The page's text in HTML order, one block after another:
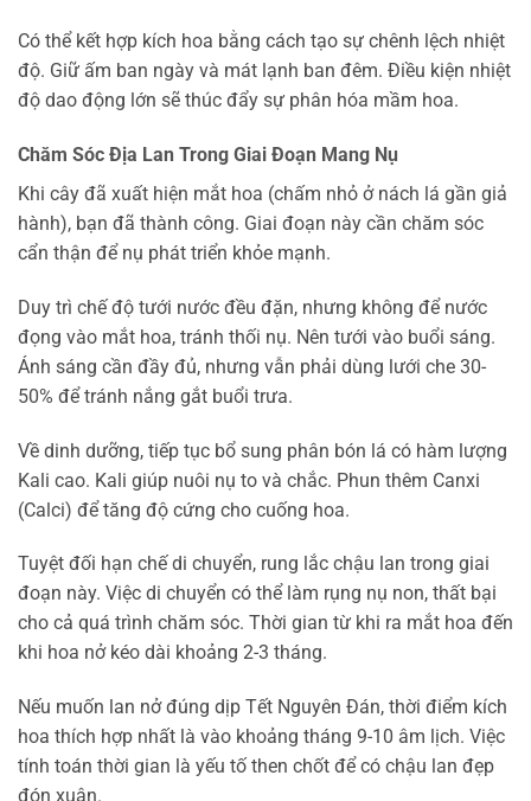
Có thể kết hợp kích hoa bằng cách tạo sự chênh lệch nhiệt
độ. Giữ ấm ban ngày và mát lạnh ban đêm. Điều kiện nhiệt
độ dao động lớn sẽ thúc đẩy sự phân hóa mầm hoa.
Chăm Sóc Địa Lan Trong Giai Đoạn Mang Nụ
Khi cây đã xuất hiện mắt hoa (chấm nhỏ ở nách lá gần giả
hành), bạn đã thành công. Giai đoạn này cần chăm sóc
cẩn thận để nụ phát triển khỏe mạnh.
Duy trì chế độ tưới nước đều đặn, nhưng không để nước
đọng vào mắt hoa, tránh thối nụ. Nên tưới vào buổi sáng.
Ánh sáng cần đầy đủ, nhưng vẫn phải dùng lưới che 30-
50% để tránh nắng gắt buổi trưa.
Về dinh dưỡng, tiếp tục bổ sung phân bón lá có hàm lượng
Kali cao. Kali giúp nuôi nụ to và chắc. Phun thêm Canxi
(Calci) để tăng độ cứng cho cuống hoa.
Tuyệt đối hạn chế di chuyển, rung lắc chậu lan trong giai
đoạn này. Việc di chuyển có thể làm rụng nụ non, thất bại
cho cả quá trình chăm sóc. Thời gian từ khi ra mắt hoa đến
khi hoa nở kéo dài khoảng 2-3 tháng.
Nếu muốn lan nở đúng dịp Tết Nguyên Đán, thời điểm kích
hoa thích hợp nhất là vào khoảng tháng 9-10 âm lịch. Việc
tính toán thời gian là yếu tố then chốt để có chậu lan đẹp
đón xuân.